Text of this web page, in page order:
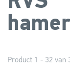
Product 1 - 32 van